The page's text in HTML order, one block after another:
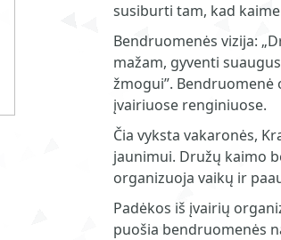
susiburti tam, kad
Bendruomenės vizija:
mažam, gyventi
žmogui”.
įvairiuose renginiuose.
Čia vyksta vakaronės,
jaunimui. Družų kaimo
organizuoja vaikų ir
Padėkos iš įvairių
puošia bendruomenės